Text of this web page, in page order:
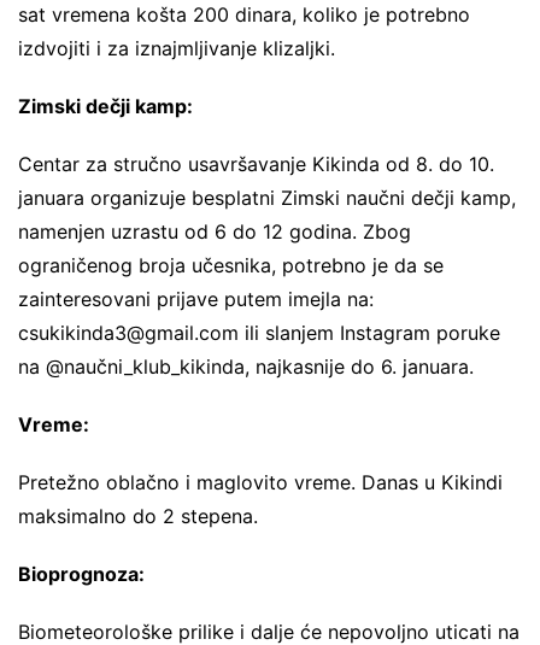
sat vremena košta 200 dinara, koliko je potrebno
izdvojiti i za iznajmljivanje klizaljki.
Zimski dečji kamp:
Centar za stručno usavršavanje Kikinda od 8. do 10.
januara organizuje besplatni Zimski naučni dečji kamp,
namenjen uzrastu od 6 do 12 godina. Zbog
ograničenog broja učesnika, potrebno je da se
zainteresovani prijave putem imejla na:
csukikinda3@gmail.com ili slanjem Instagram poruke
na @naučni_klub_kikinda, najkasnije do 6. januara.
Vreme:
Pretežno oblačno i maglovito vreme. Danas u Kikindi
maksimalno do 2 stepena.
Bioprognoza:
Biometeorološke prilike i dalje će nepovoljno uticati na